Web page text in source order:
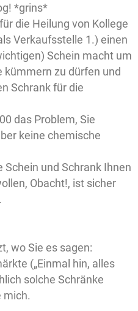
*grins*
die Heilung von Kollege
Verkaufsstelle 1.) einen
Schein macht um
zu dürfen und
Schrank für die
das Problem, Sie
keine chemische
Schein und Schrank Ihnen
Obacht!, ist sicher
wo Sie es sagen:
(„Einmal hin, alles
solche Schränke
mich.